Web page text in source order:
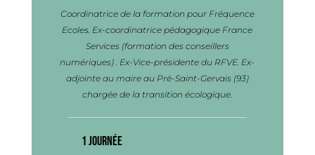
Coordinatrice de la formation pour Fréquence
Ecoles. Ex-coordinatrice pédagogique France
Services (formation des conseillers
numériques) . Ex-Vice-présidente du RFVE. Ex-
adjointe au maire au Pré-Saint-Gervais (93)
chargée de la transition écologique.
1 JOURNÉE